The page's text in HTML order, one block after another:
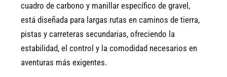
cuadro de carbono y manillar específico de gravel,
está diseñada para largas rutas en caminos de tierra,
pistas y carreteras secundarias, ofreciendo la
estabilidad, el control y la comodidad necesarios en
aventuras más exigentes.